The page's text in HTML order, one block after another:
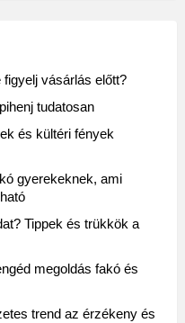
vásárlás előtt?
tudatosan
és kültéri fények
gyerekeknek, ami
Tippek és trükkök a
megoldás fakó és
trend az érzékeny és